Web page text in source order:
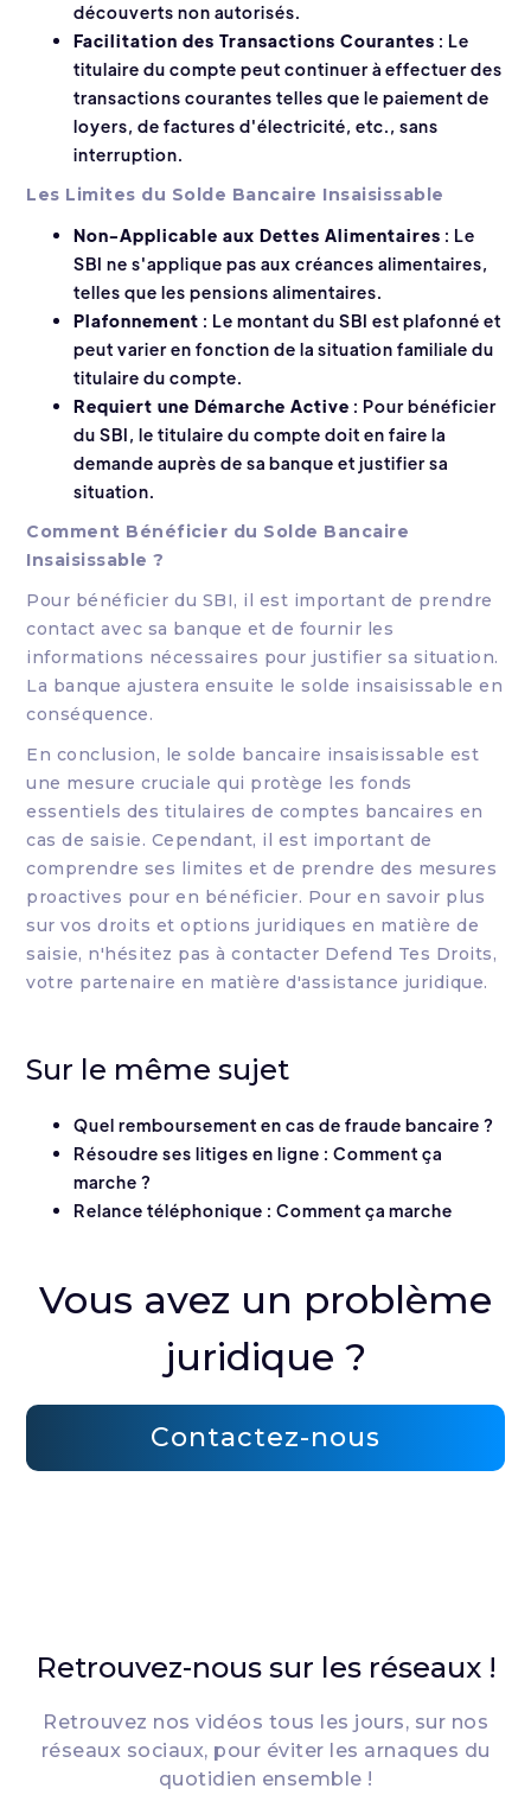
découverts non autorisés.
Facilitation des Transactions Courantes : Le
titulaire du compte peut continuer à effectuer des
transactions courantes telles que le paiement de
loyers, de factures d'électricité, etc., sans
interruption.
Les Limites du Solde Bancaire Insaisissable
Non-Applicable aux Dettes Alimentaires : Le
SBI ne s'applique pas aux créances alimentaires,
telles que les pensions alimentaires.
Plafonnement : Le montant du SBI est plafonné et
peut varier en fonction de la situation familiale du
titulaire du compte.
Requiert une Démarche Active : Pour bénéficier
du SBI, le titulaire du compte doit en faire la
demande auprès de sa banque et justifier sa
situation.
Comment Bénéficier du Solde Bancaire
Insaisissable ?
Pour bénéficier du SBI, il est important de prendre
contact avec sa banque et de fournir les
informations nécessaires pour justifier sa situation.
La banque ajustera ensuite le solde insaisissable en
conséquence.
En conclusion, le solde bancaire insaisissable est
une mesure cruciale qui protège les fonds
essentiels des titulaires de comptes bancaires en
cas de saisie. Cependant, il est important de
comprendre ses limites et de prendre des mesures
proactives pour en bénéficier. Pour en savoir plus
sur vos droits et options juridiques en matière de
saisie, n'hésitez pas à contacter Defend Tes Droits,
votre partenaire en matière d'assistance juridique.
Sur le même sujet
Quel remboursement en cas de fraude bancaire ?
Résoudre ses litiges en ligne : Comment ça
marche ?
Relance téléphonique : Comment ça marche
Vous avez un problème
juridique ?
Contactez-nous
Retrouvez-nous sur les réseaux !
Retrouvez nos vidéos tous les jours, sur nos
réseaux sociaux, pour éviter les arnaques du
quotidien ensemble !